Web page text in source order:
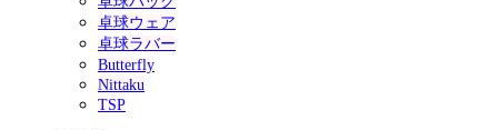
卓球ウェア
卓球ラバー
Butterfly
Nittaku
TSP